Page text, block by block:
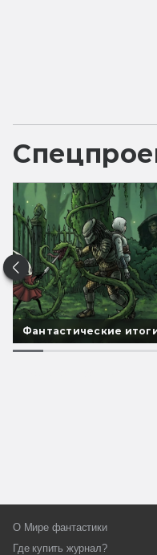
Фантастические
О Мире фантастики
Где купить журнал?